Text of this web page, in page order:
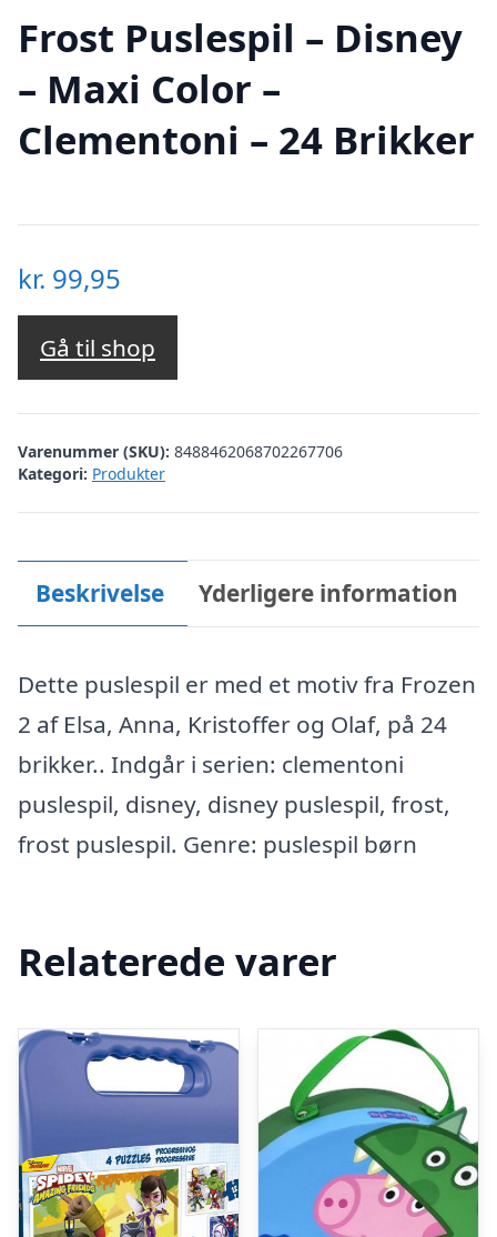
Frost Puslespil – Disney
– Maxi Color –
Clementoni – 24 Brikker
kr. 99,95
Gå til shop
Varenummer (SKU): 8488462068702267706
Kategori: Produkter
Beskrivelse Yderligere information
Dette puslespil er med et motiv fra Frozen
2 af Elsa, Anna, Kristoffer og Olaf, på 24
brikker.. Indgår i serien: clementoni
puslespil, disney, disney puslespil, frost,
frost puslespil. Genre: puslespil børn
Relaterede varer